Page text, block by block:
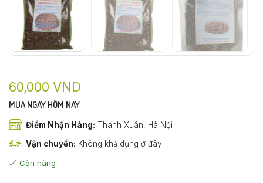
60,000 VND
MUA NGAY HÔM NAY
Điểm Nhận Hàng: Thanh Xuân, Hà Nội
Vận chuyển: Không khả dụng ở đây
Còn hàng